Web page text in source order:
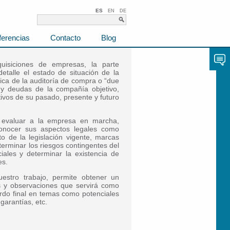
ES EN DE
Contacto Blog
de empresas, la parte
el estado de situación de la
de la auditoría de compra o “due
deudas de la compañía objetivo,
de su pasado, presente y futuro
a la empresa en marcha,
sus aspectos legales como
de la legislación vigente, marcas
los riesgos contingentes del
y determinar la existencia de
trabajo, permite obtener un
observaciones que servirá como
final en temas como potenciales
etc.